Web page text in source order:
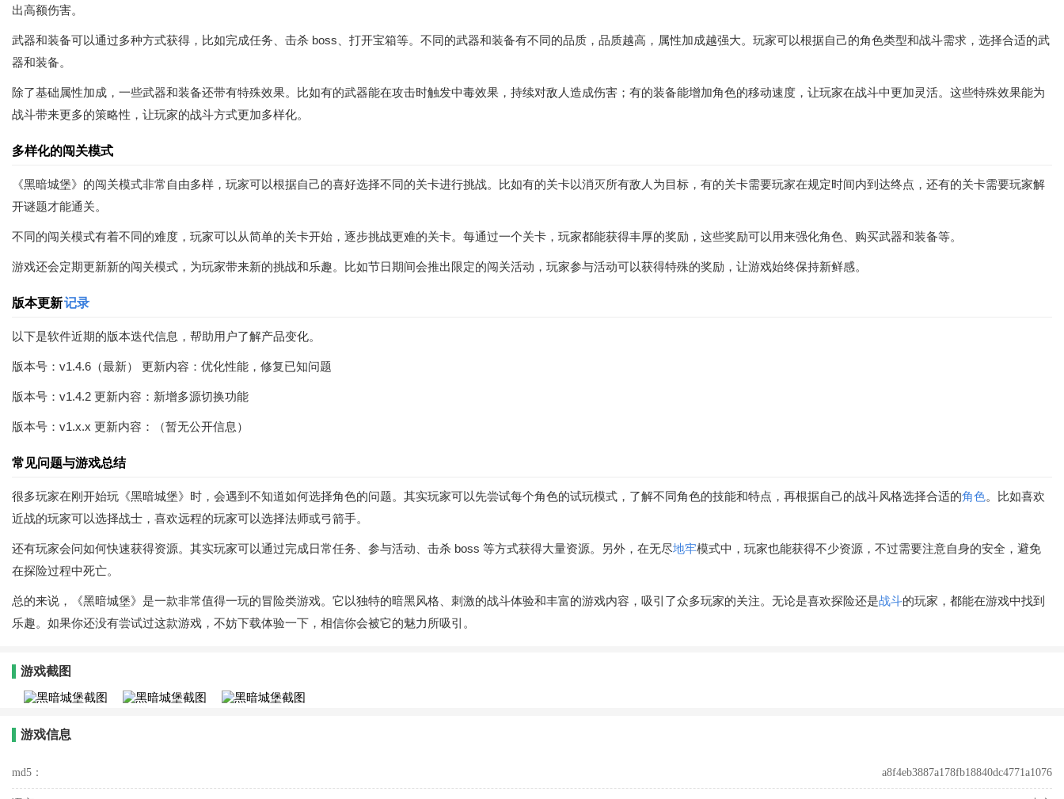
出高额伤害。
武器和装备可以通过多种方式获得，比如完成任务、击杀 boss、打开宝箱等。不同的武器和装备有不同的品质，品质越高，属性加成越强大。玩家可以根据自己的角色类型和战斗需求，选择合适的武
器和装备。
除了基础属性加成，一些武器和装备还带有特殊效果。比如有的武器能在攻击时触发中毒效果，持续对敌人造成伤害；有的装备能增加角色的移动速度，让玩家在战斗中更加灵活。这些特殊效果能为
战斗带来更多的策略性，让玩家的战斗方式更加多样化。
多样化的闯关模式
《黑暗城堡》的闯关模式非常自由多样，玩家可以根据自己的喜好选择不同的关卡进行挑战。比如有的关卡以消灭所有敌人为目标，有的关卡需要玩家在规定时间内到达终点，还有的关卡需要玩家解
开谜题才能通关。
不同的闯关模式有着不同的难度，玩家可以从简单的关卡开始，逐步挑战更难的关卡。每通过一个关卡，玩家都能获得丰厚的奖励，这些奖励可以用来强化角色、购买武器和装备等。
游戏还会定期更新新的闯关模式，为玩家带来新的挑战和乐趣。比如节日期间会推出限定的闯关活动，玩家参与活动可以获得特殊的奖励，让游戏始终保持新鲜感。
版本更新记录
以下是软件近期的版本迭代信息，帮助用户了解产品变化。
版本号：v1.4.6（最新） 更新内容：优化性能，修复已知问题
版本号：v1.4.2 更新内容：新增多源切换功能
版本号：v1.x.x 更新内容：（暂无公开信息）
常见问题与游戏总结
很多玩家在刚开始玩《黑暗城堡》时，会遇到不知道如何选择角色的问题。其实玩家可以先尝试每个角色的试玩模式，了解不同角色的技能和特点，再根据自己的战斗风格选择合适的角色。比如喜欢
近战的玩家可以选择战士，喜欢远程的玩家可以选择法师或弓箭手。
还有玩家会问如何快速获得资源。其实玩家可以通过完成日常任务、参与活动、击杀 boss 等方式获得大量资源。另外，在无尽地牢模式中，玩家也能获得不少资源，不过需要注意自身的安全，避免
在探险过程中死亡。
总的来说，《黑暗城堡》是一款非常值得一玩的冒险类游戏。它以独特的暗黑风格、刺激的战斗体验和丰富的游戏内容，吸引了众多玩家的关注。无论是喜欢探险还是战斗的玩家，都能在游戏中找到
乐趣。如果你还没有尝试过这款游戏，不妨下载体验一下，相信你会被它的魅力所吸引。
游戏截图
游戏信息
md5： a8f4eb3887a178fb18840dc4771a1076